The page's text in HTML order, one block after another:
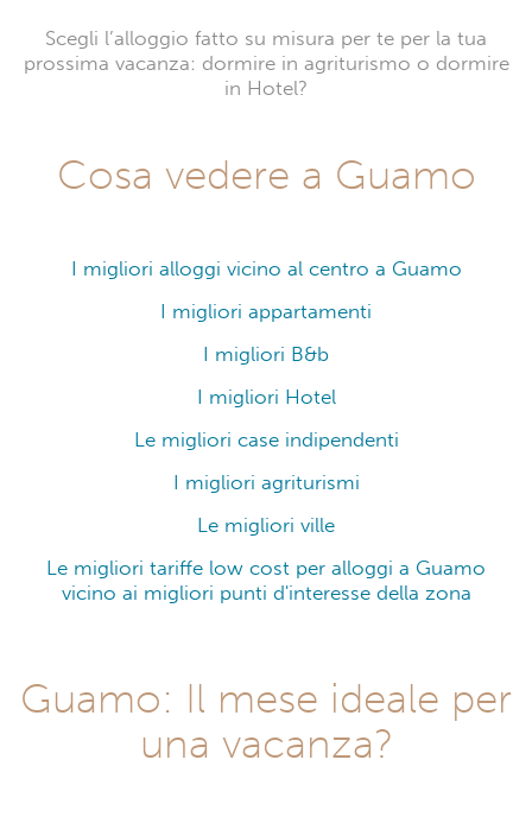
Scegli l’alloggio fatto su misura per te per la tua
prossima vacanza: dormire in agriturismo o dormire
in Hotel?
Cosa vedere a Guamo
I migliori alloggi vicino al centro a Guamo
I migliori appartamenti
I migliori B&b
I migliori Hotel
Le migliori case indipendenti
I migliori agriturismi
Le migliori ville
Le migliori tariffe low cost per alloggi a Guamo
vicino ai migliori punti d'interesse della zona
Guamo: Il mese ideale per
una vacanza?